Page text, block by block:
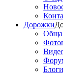
Дорожки
Блоги